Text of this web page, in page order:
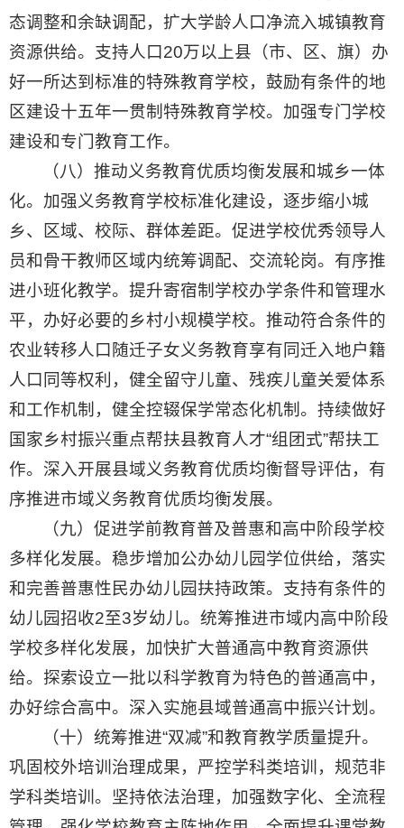
态调整和余缺调配，扩大学龄人口净流入城镇教育
资源供给。支持人口20万以上县（市、区、旗）办
好一所达到标准的特殊教育学校，鼓励有条件的地
区建设十五年一贯制特殊教育学校。加强专门学校
建设和专门教育工作。
（八）推动义务教育优质均衡发展和城乡一体
化。加强义务教育学校标准化建设，逐步缩小城
乡、区域、校际、群体差距。促进学校优秀领导人
员和骨干教师区域内统筹调配、交流轮岗。有序推
进小班化教学。提升寄宿制学校办学条件和管理水
平，办好必要的乡村小规模学校。推动符合条件的
农业转移人口随迁子女义务教育享有同迁入地户籍
人口同等权利，健全留守儿童、残疾儿童关爱体系
和工作机制，健全控辍保学常态化机制。持续做好
国家乡村振兴重点帮扶县教育人才“组团式”帮扶工
作。深入开展县域义务教育优质均衡督导评估，有
序推进市域义务教育优质均衡发展。
（九）促进学前教育普及普惠和高中阶段学校
多样化发展。稳步增加公办幼儿园学位供给，落实
和完善普惠性民办幼儿园扶持政策。支持有条件的
幼儿园招收2至3岁幼儿。统筹推进市域内高中阶段
学校多样化发展，加快扩大普通高中教育资源供
给。探索设立一批以科学教育为特色的普通高中，
办好综合高中。深入实施县域普通高中振兴计划。
（十）统筹推进“双减”和教育教学质量提升。
巩固校外培训治理成果，严控学科类培训，规范非
学科类培训。坚持依法治理，加强数字化、全流程